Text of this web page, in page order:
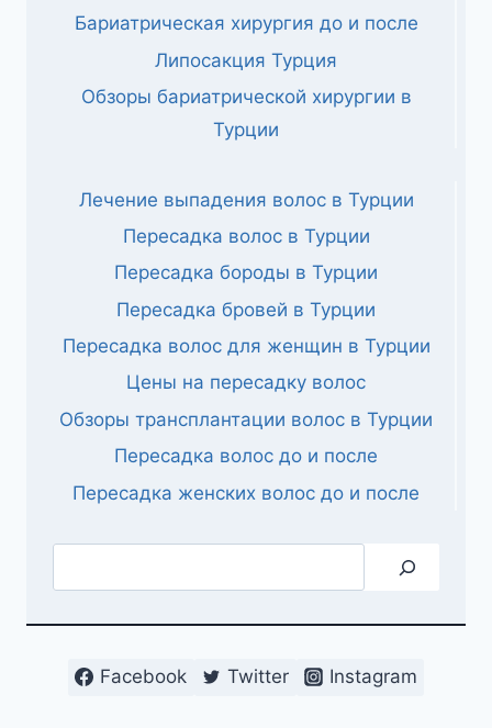
Бариатрическая хирургия до и после
Липосакция Турция
Обзоры бариатрической хирургии в
Турции
Лечение выпадения волос в Турции
Пересадка волос в Турции
Пересадка бороды в Турции
Пересадка бровей в Турции
Пересадка волос для женщин в Турции
Цены на пересадку волос
Обзоры трансплантации волос в Турции
Пересадка волос до и после
Пересадка женских волос до и после
Facebook Twitter Instagram